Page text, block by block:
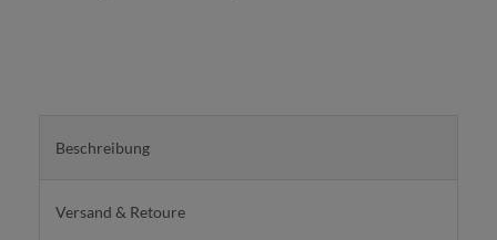
Beschreibung
Versand & Retoure